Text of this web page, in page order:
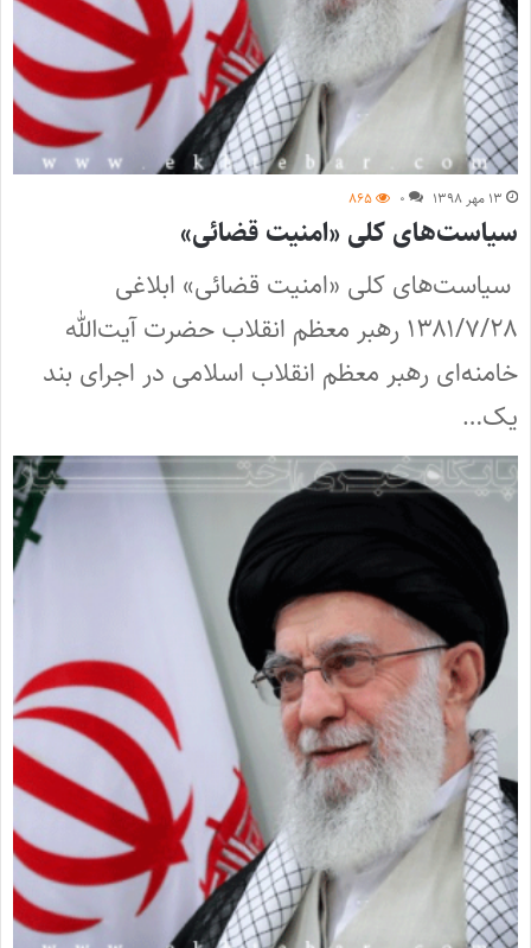
۱۳ مهر ۱۳۹۸ ۰ ۸۶۵
سیاست‌های کلی «امنیت قضائی»
سیاست‌های کلی «امنیت قضائی» ابلاغی
۱۳۸۱/۷/۲۸ رهبر معظم انقلاب حضرت آیت‌الله
خامنه‌ای رهبر معظم انقلاب اسلامی در اجرای بند
یک…